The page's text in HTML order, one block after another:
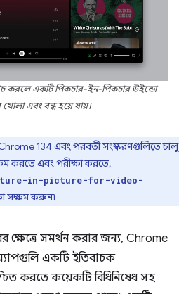
করলে একটি পিকচার-ইন-পিকচার উইন্ডো
খোলা এবং বন্ধ হয়ে যায়।
Chrome 134 এবং পরবর্তী সংস্করণগুলিতে চালু
করতে এবং পরীক্ষা করতে,
in-picture-for-video-
সক্ষম করুন৷
ক্ষেত্রে সমর্থন করার জন্য, Chrome
একটি ইতিবাচক
করতে কয়েকটি বিধিনিষেধ সহ